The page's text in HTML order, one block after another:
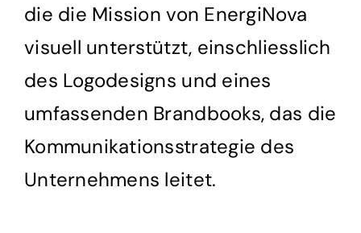
die die Mission von EnergiNova
visuell unterstützt, einschliesslich
des Logodesigns und eines
umfassenden Brandbooks, das die
Kommunikationsstrategie des
Unternehmens leitet.